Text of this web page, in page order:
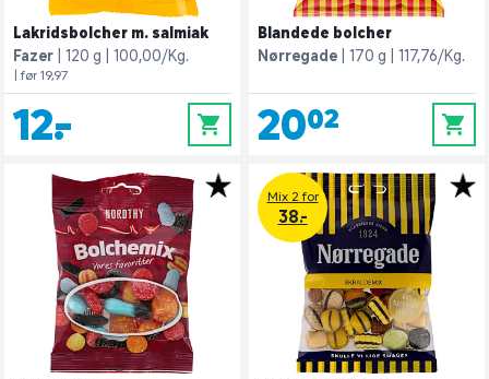
Lakridsbolcher m. salmiak
Fazer
120 g 100,00/Kg.
| før 19,97
12,- 0
Blandede bolcher
Nørregade
170 g 117,76/Kg.
20,02 0
Mix 2 for
38.-